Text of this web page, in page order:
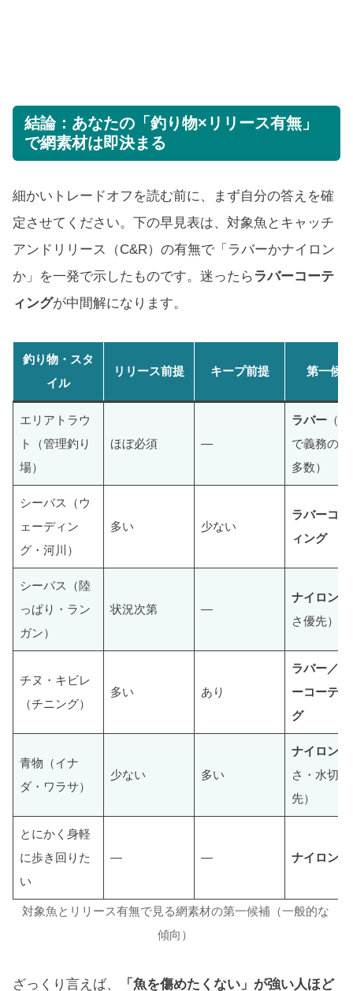
結論：あなたの「釣り物×リリース有無」
で網素材は即決まる
細かいトレードオフを読む前に、まず自分の答えを確
定させてください。下の早見表は、対象魚とキャッチ
アンドリリース（C&R）の有無で「ラバーかナイロン
か」を一発で示したものです。迷ったらラバーコーテ
ィングが中間解になります。
釣り物・スタ
イル
リリース前提 キープ前提 第一候補
エリアトラウ
ト（管理釣り
場）
ほぼ必須 —
ラバー（規
で義務の場
多数）
シーバス（ウ
ェーディン
グ・河川）
多い 少ない
ラバーコー
ィング
シーバス（陸
っぱり・ラン
ガン）
状況次第 —
ナイロン
さ優先）
チヌ・キビレ
（チニング）
多い あり
ラバー／ラ
ーコーティ
グ
青物（イナ
ダ・ワラサ）
少ない 多い
ナイロン
さ・水切れ
先）
とにかく身軽
に歩き回りた
い
— — ナイロン
対象魚とリリース有無で見る網素材の第一候補（一般的な
傾向）
ざっくり言えば、 「魚を傷めたくない」が強い人ほど